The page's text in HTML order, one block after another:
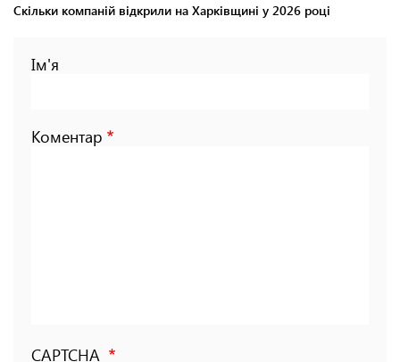
Скільки компаній відкрили на Харківщині у 2026 році
Ім'я
Коментар
CAPTCHA